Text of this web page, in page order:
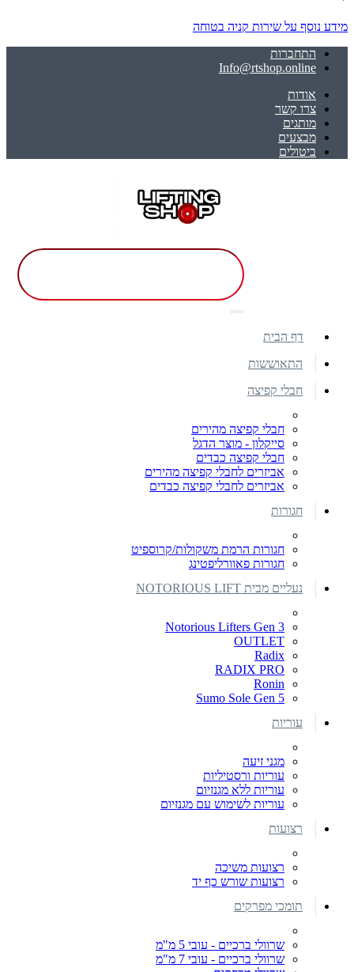
מידע נוסף על שירות קניה בטוחה
התחברות
Info@rtshop.online
אודות
צרו קשר
מותגים
מבצעים
ביטולים
דף הבית
התאוששות
חבלי קפיצה
חבלי קפיצה מהירים
סייקלון - מוצר הדגל
חבלי קפיצה כבדים
אביזרים לחבלי קפיצה מהירים
אביזרים לחבלי קפיצה כבדים
חגורות
חגורות הרמת משקולות/קרוספיט
חגורות פאוורליפטינג
נעליים מבית NOTORIOUS LIFT
Notorious Lifters Gen 3
OUTLET
Radix
RADIX PRO
Ronin
Sumo Sole Gen 5
עוריות
מגני זיעה
עוריות ורסטיליות
עוריות ללא מגנזיום
עוריות לשימוש עם מגנזיום
רצועות
רצועות משיכה
רצועות שורש כף יד
תומכי מפרקים
שרוולי ברכיים - עובי 5 מ"מ
שרוולי ברכיים - עובי 7 מ"מ